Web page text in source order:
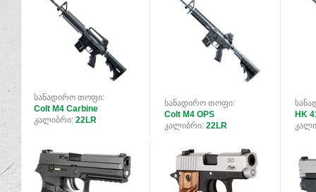
სანადირო თოფი:
Colt M4 Carbine
კალიბრი: 22LR
სანადირო თოფი:
Colt M4 OPS
კალიბრი: 22LR
HK